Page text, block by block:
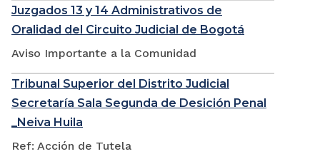
Juzgados 13 y 14 Administrativos de
Oralidad del Circuito Judicial de Bogotá
Aviso Importante a la Comunidad
Tribunal Superior del Distrito Judicial
Secretaría Sala Segunda de Desición Penal
_Neiva Huila
Ref: Acción de Tutela